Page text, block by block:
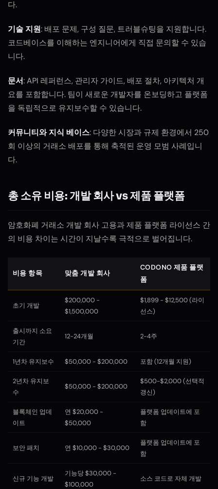
다.
기술 지원: 배포 문제, 구성 질문, 트러블슈팅을 지원합니다.
코드베이스를 이해하는 엔지니어에게 직접 문의할 수 있습
니다.
문서: API 레퍼런스, 관리자 가이드, 배포 절차, 아키텍처 개
요를 포함합니다. 팀이 새로운 개발자를 온보딩하고 플랫폼
을 독립적으로 유지보수할 수 있습니다.
커뮤니티와 지식 베이스: 다양한 시장과 규제 환경에서 250
회 이상의 거래소 배포를 통해 축적된 운영 모범 사례입니
다.
총 소유 비용: 개발 회사 vs 제품 플랫폼
암호화폐 거래소 개발 회사 고용과 제품 플랫폼 라이선스 간
의 비용 차이는 시간이 지날수록 극적으로 벌어집니다.
비용 항목 맞춤 개발 회사
CODONO 제품 플랫
폼
초기 개발
$200,000 -
$1,500,000
$1,899 - $12,500 (라이
선스)
출시까지 소요
기간
12-24개월 2-4주
1년차 유지보수 $50,000 - $200,000 포함 (12개월 지원)
2년차 유지보
수
$50,000 - $200,000
$500-$2,000 (선택적
갱신)
블록체인 업데
이트
연 $20,000 -
$50,000
플랫폼 업데이트에 포
함
보안 패치 연 $10,000 - $30,000
플랫폼 업데이트에 포
함
신규 기능 개발
기능당 $30,000 -
$100,000
소스 코드로 자체 개발